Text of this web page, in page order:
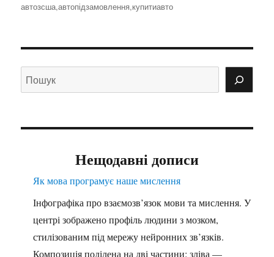
автозсша,автопідзамовлення,купитиавто
Нещодавні дописи
Як мова програмує наше мислення
Інфографіка про взаємозв’язок мови та мислення. У
центрі зображено профіль людини з мозком,
стилізованим під мережу нейронних зв’язків.
Композиція поділена на дві частини: зліва —